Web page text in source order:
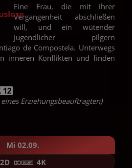
Eine Frau, die mit ihrer
Vergangenheit abschließen
will, und ein wütender
Jugendlicher pilgern
de Compostela. Unterwegs
inneren Konflikten und finden
Erziehungsbeauftragten)
Mi 02.09.
2D 4K